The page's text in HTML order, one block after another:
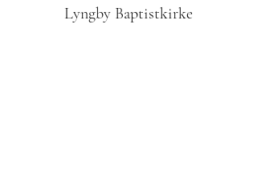
Lyngby Baptistkirke